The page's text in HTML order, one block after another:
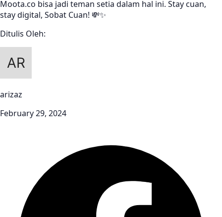
Moota.co bisa jadi teman setia dalam hal ini. Stay cuan,
stay digital, Sobat Cuan! 💸✨
Ditulis Oleh:
arizaz
February 29, 2024